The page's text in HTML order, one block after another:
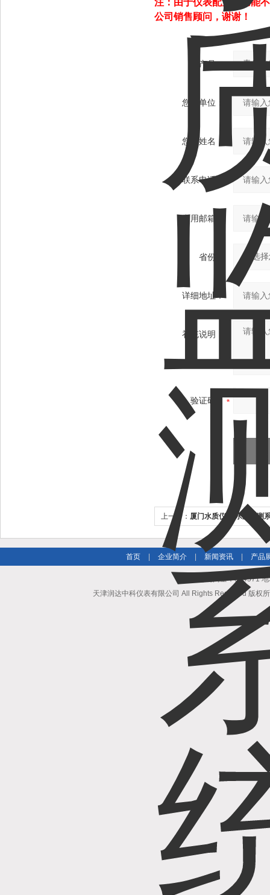
注：由于仪表配置和功能
公司销售顾问，谢谢！
产品：
您的单位：
您的姓名：
联系电话：
常用邮箱：
省份：
详细地址：
补充说明：
验证码：
上一个： 厦门水质仪表 水质监测
首页 企业简介 新闻资讯 产品
总访问量：504571
天津润达中科仪表有限公司 All Rights Reserved 版权